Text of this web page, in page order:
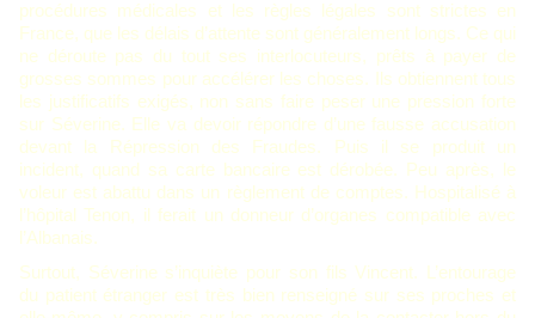
procédures médicales et les règles légales sont strictes en
France, que les délais d’attente sont généralement longs. Ce qui
ne déroute pas du tout ses interlocuteurs, prêts à payer de
grosses sommes pour accélérer les choses. Ils obtiennent tous
les justificatifs exigés, non sans faire peser une pression forte
sur Séverine. Elle va devoir répondre d’une fausse accusation
devant la Répression des Fraudes. Puis il se produit un
incident, quand sa carte bancaire est dérobée. Peu après, le
voleur est abattu dans un règlement de comptes. Hospitalisé à
l’hôpital Tenon, il ferait un donneur d’organes compatible avec
l’Albanais.
Surtout, Séverine s’inquiète pour son fils Vincent.
’entourage
du patient étranger est très bien renseigné sur ses proches et